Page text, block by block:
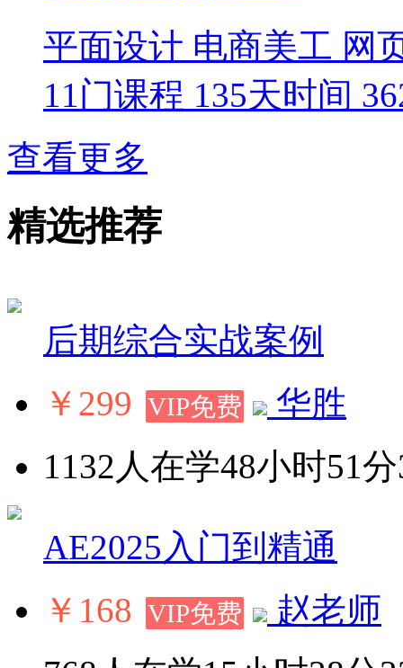
平面设计 电商美工 网
11门课程 135天时间
查看更多
精选推荐
后期综合实战案例
￥299 VIP免费
华胜
1132人在学48小时51
AE2025入门到精通
￥168 VIP免费
赵老师